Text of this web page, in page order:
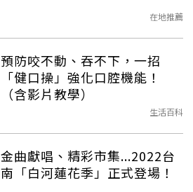
在地推薦
預防咬不動、吞不下，一招
「健口操」強化口腔機能！
（含影片教學）
生活百科
金曲獻唱、精彩市集...2022台
南「白河蓮花季」正式登場！